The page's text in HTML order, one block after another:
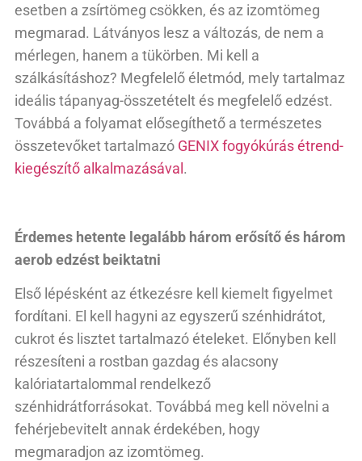
esetben a zsírtömeg csökken, és az izomtömeg
megmarad. Látványos lesz a változás, de nem a
mérlegen, hanem a tükörben. Mi kell a
szálkásításhoz? Megfelelő életmód, mely tartalmaz
ideális tápanyag-összetételt és megfelelő edzést.
Továbbá a folyamat elősegíthető a természetes
összetevőket tartalmazó GENIX fogyókúrás étrend-
kiegészítő alkalmazásával.
Érdemes hetente legalább három erősítő és három
aerob edzést beiktatni
Első lépésként az étkezésre kell kiemelt figyelmet
fordítani. El kell hagyni az egyszerű szénhidrátot,
cukrot és lisztet tartalmazó ételeket. Előnyben kell
részesíteni a rostban gazdag és alacsony
kalóriatartalommal rendelkező
szénhidrátforrásokat. Továbbá meg kell növelni a
fehérjebevitelt annak érdekében, hogy
megmaradjon az izomtömeg.